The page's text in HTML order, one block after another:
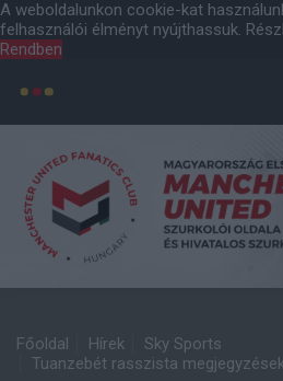
A weboldalunkon cookie-kat
felhasználói élményt nyújthassuk.
Rendben
Főoldal Hírek
Sky Sports
Tuanzebét rasszista